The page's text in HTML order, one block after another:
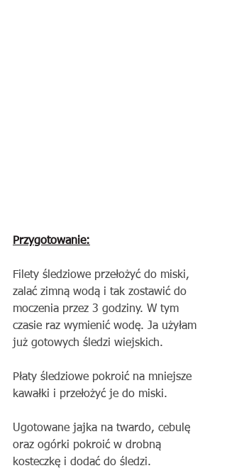
Przygotowanie:
Filety śledziowe przełożyć do miski,
zalać zimną wodą i tak zostawić do
moczenia przez 3 godziny. W tym
czasie raz wymienić wodę. Ja użyłam
już gotowych śledzi wiejskich.
Płaty śledziowe pokroić na mniejsze
kawałki i przełożyć je do miski.
Ugotowane jajka na twardo, cebulę
oraz ogórki pokroić w drobną
kosteczkę i dodać do śledzi.